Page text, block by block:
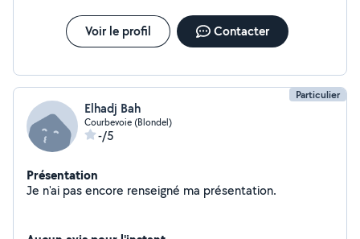
Voir le profil Contacter
Particulier
Elhadj Bah
Courbevoie (Blondel)
-/5
Présentation
Je n'ai pas encore renseigné ma présentation.